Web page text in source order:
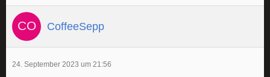
CoffeeSepp
24. September 2023 um 21:56